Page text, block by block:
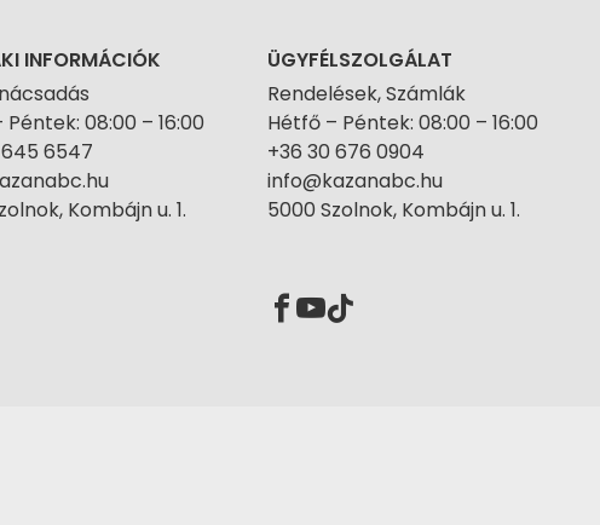
INFORMÁCIÓK
08:00 – 16:00
6547
Kombájn u. 1.
ÜGYFÉLSZOLGÁLAT
Rendelések, Számlák
Hétfő – Péntek: 08:00 – 16:00
+36 30 676 0904
info@kazanabc.hu
5000 Szolnok, Kombájn u. 1.